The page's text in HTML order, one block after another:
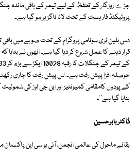
جڑے روزگار کے تحفظ کے لیے تیمر کے باقی ماندہ
پروٹیکٹڈ فاریسٹ کے تحت لانا ناگزیر ہو گیا ہے۔
دس بلین ٹری سونامی پروگرام کے تحت صوبے میں
کے پودوں کامقامی کمیونٹیز اور این جی اوز کی
بنایا گیا ہے''۔
ڈاکٹر بابرحسین
بقائے ماحول کی عالمی انجمن، آئی یو سی این